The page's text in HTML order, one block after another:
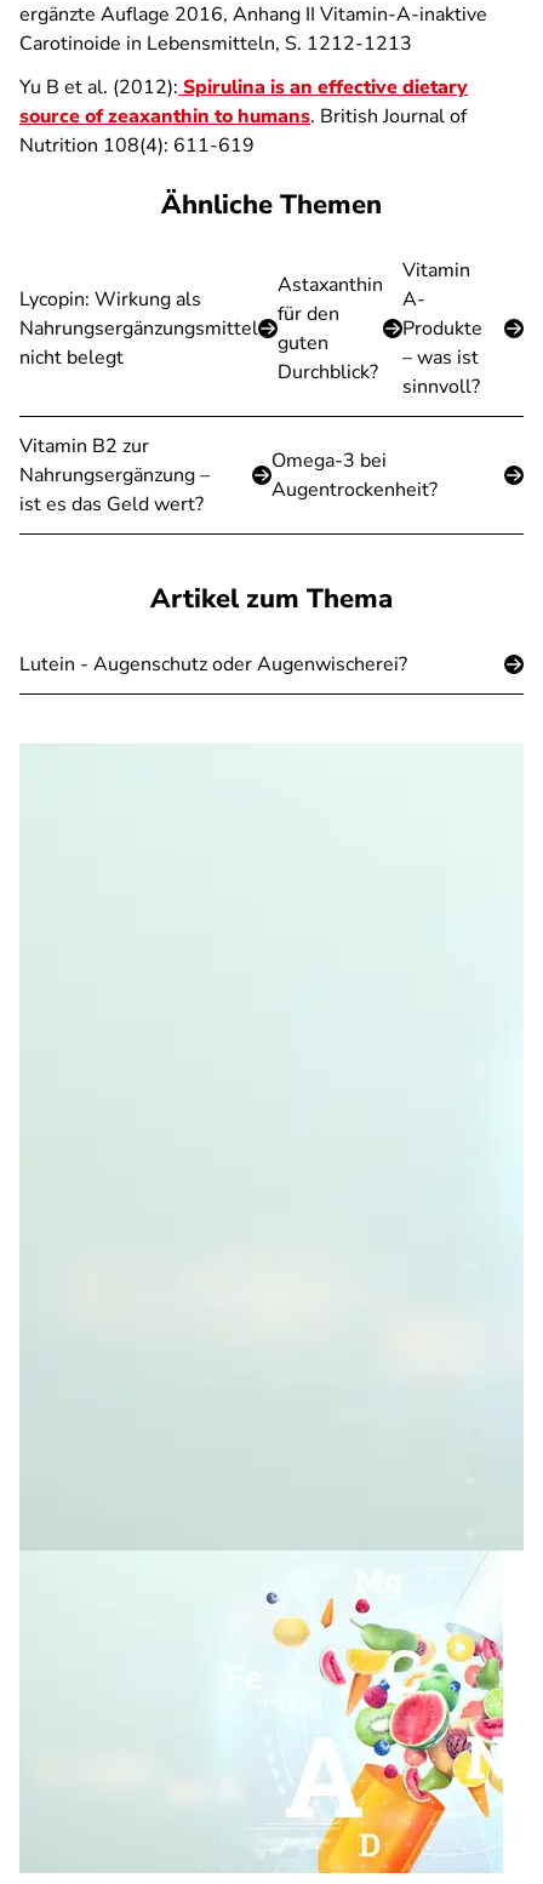
ergänzte Auflage 2016, Anhang II Vitamin-A-inaktive
Carotinoide in Lebensmitteln, S. 1212-1213
Yu B et al. (2012): Spirulina is an effective dietary
source of zeaxanthin to humans. British Journal of
Nutrition 108(4): 611-619
Ähnliche Themen
Lycopin: Wirkung als
Nahrungsergänzungsmittel
nicht belegt
Astaxanthin
für den
guten
Durchblick?
Vitamin
A-
Produkte
– was ist
sinnvoll?
Vitamin B2 zur
Nahrungsergänzung –
ist es das Geld wert?
Omega-3 bei
Augentrockenheit?
Artikel zum Thema
Lutein - Augenschutz oder Augenwischerei?